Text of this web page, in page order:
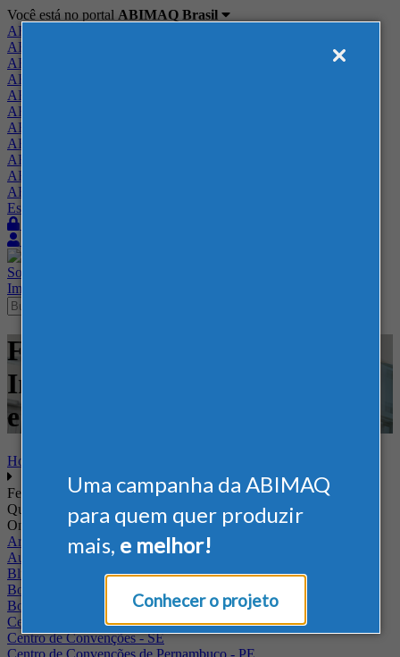
Uma campanha da ABIMAQ
para quem quer produzir
mais, e melhor!
Conhecer o projeto
Você está no portal ABIMAQ Brasil
ABIMAQ Brasil
ABIMAQ Minas Gerais
ABIMAQ Norte-Nordeste
ABIMAQ Paraná
ABIMAQ Piracicaba
ABIMAQ Ribeirão Preto
ABIMAQ Rio de Janeiro
ABIMAQ Rio Grande do Sul
ABIMAQ Santa Catarina
ABIMAQ São Paulo
ABIMAQ Vale do Paraíba
Escritório de Relações Governamentais
Sobre
Imprensa
Feiras - Corferias - Feira
Internacional - Movimentação
e Armazenagem
Home
Feiras
Quando
Onde
Arena Jaguariuna
Auditório Albano Franco - FIEPA
Blumenau - SC
BolognaFiere
Boulevard Olimpico - RJ
Centro Internacional de Convenções do Brasil, em Brasília
Centro de Convenções - SE
Centro de Convenções de Pernambuco - PE